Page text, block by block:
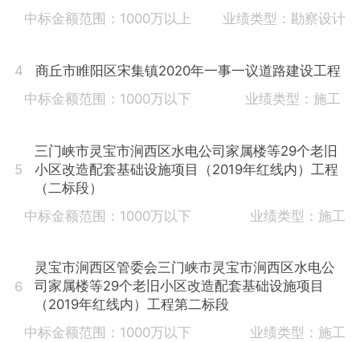
中标金额范围：1000万以上
业绩类型：勘察设计
4
商丘市睢阳区宋集镇2020年一事一议道路建设工程
中标金额范围：1000万以下
业绩类型：施工
5
三门峡市灵宝市涧西区水电公司家属楼等29个老旧
小区改造配套基础设施项目（2019年红线内）工程
（二标段）
中标金额范围：1000万以下
业绩类型：施工
6
灵宝市涧西区管委会三门峡市灵宝市涧西区水电公
司家属楼等29个老旧小区改造配套基础设施项目
（2019年红线内）工程第二标段
中标金额范围：1000万以下
业绩类型：施工